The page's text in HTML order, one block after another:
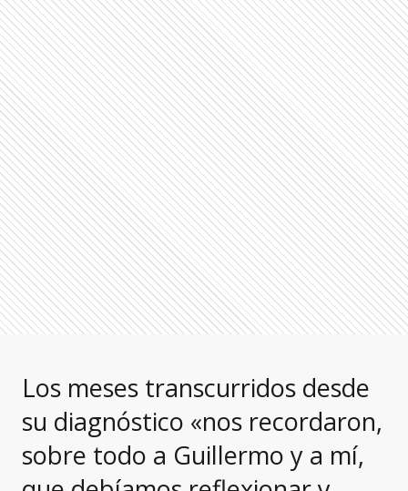
Los meses transcurridos desde
su diagnóstico «nos recordaron,
sobre todo a Guillermo y a mí,